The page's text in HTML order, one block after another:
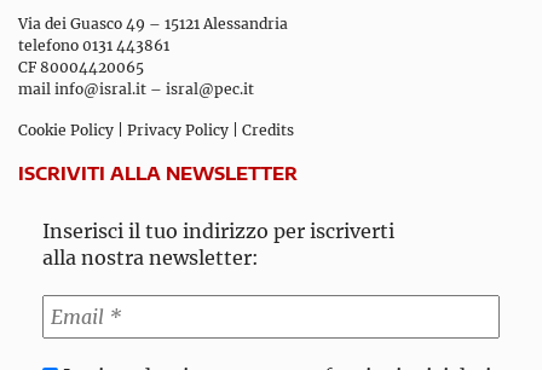
Via dei Guasco 49 – 15121 Alessandria
telefono 0131 443861
CF 80004420065
mail info@isral.it – isral@pec.it
Cookie Policy Privacy Policy Credits
ISCRIVITI ALLA NEWSLETTER
Inserisci il tuo indirizzo per iscriverti
alla nostra newsletter: